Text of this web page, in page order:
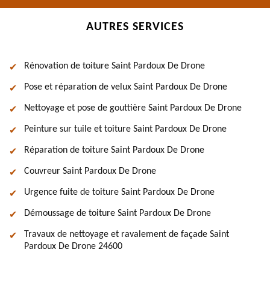
AUTRES SERVICES
Rénovation de toiture Saint Pardoux De Drone
Pose et réparation de velux Saint Pardoux De Drone
Nettoyage et pose de gouttière Saint Pardoux De Drone
Peinture sur tuile et toiture Saint Pardoux De Drone
Réparation de toiture Saint Pardoux De Drone
Couvreur Saint Pardoux De Drone
Urgence fuite de toiture Saint Pardoux De Drone
Démoussage de toiture Saint Pardoux De Drone
Travaux de nettoyage et ravalement de façade Saint
Pardoux De Drone 24600